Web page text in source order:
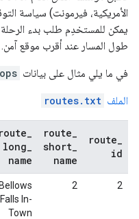
يمكن للمستخدِم طلب بدء الرحلة
طول المسار عند أقرب موقع آمن.
في ما يلي مثال على بيانات
الملف routes.txt
route
id
route
short
name
route
long
name
2
2
Bellows
Falls In-
Town